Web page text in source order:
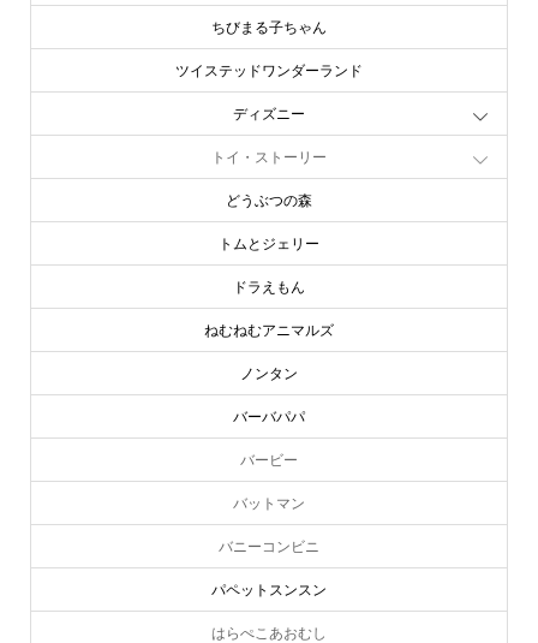
ちびまる子ちゃん
ツイステッドワンダーランド
ディズニー
トイ・ストーリー
どうぶつの森
トムとジェリー
ドラえもん
ねむねむアニマルズ
ノンタン
バーバパパ
バービー
バットマン
バニーコンビニ
パペットスンスン
はらぺこあおむし